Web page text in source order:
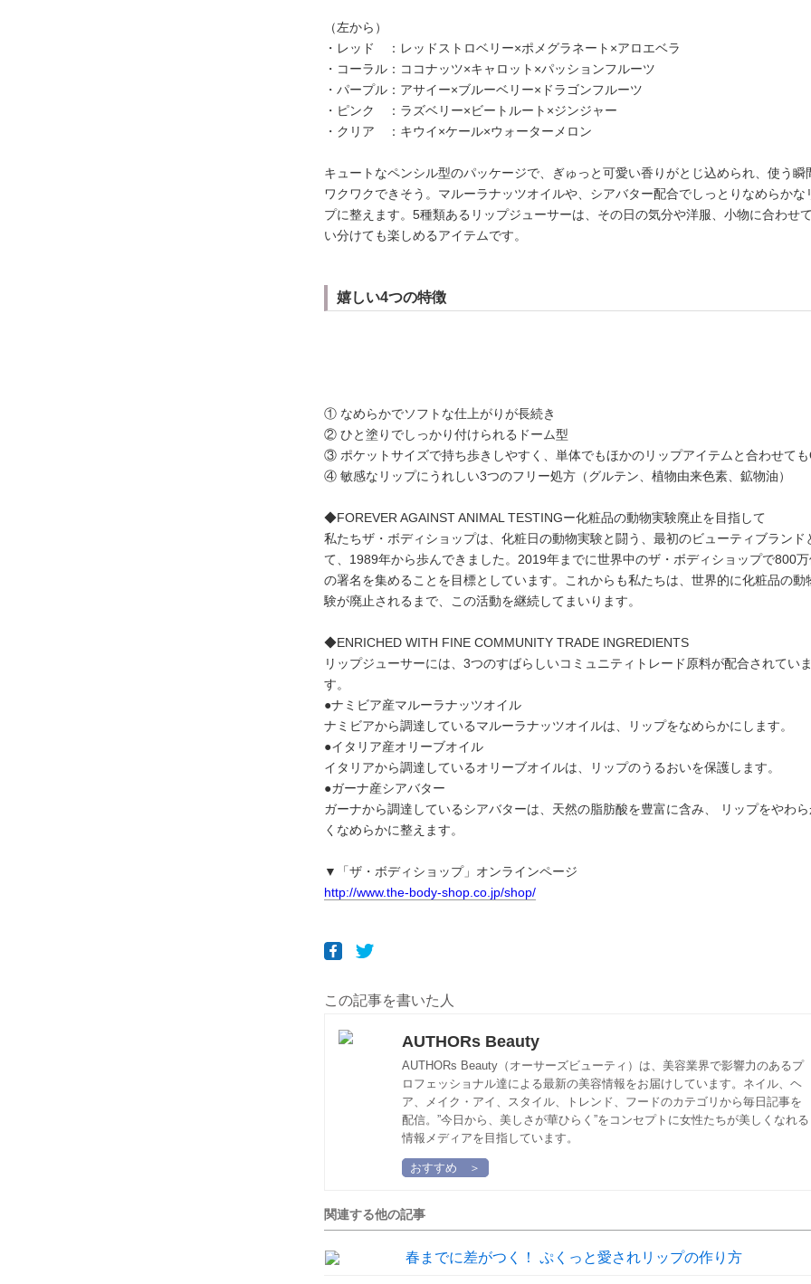
（左から）
・レッド ：レッドストロベリー×ポメグラネート×アロエベラ
・コーラル：ココナッツ×キャロット×パッションフルーツ
・パープル：アサイー×ブルーベリー×ドラゴンフルーツ
・ピンク ：ラズベリー×ビートルート×ジンジャー
・クリア ：キウイ×ケール×ウォーターメロン
キュートなペンシル型のパッケージで、ぎゅっと可愛い香りがとじ込められ、使う瞬
ワクワクできそう。マルーラナッツオイルや、シアバター配合でしっとりなめらかな
プに整えます。5種類あるリップジューサーは、その日の気分や洋服、小物に合わせ
い分けても楽しめるアイテムです。
嬉しい4つの特徴
① なめらかでソフトな仕上がりが長続き
② ひと塗りでしっかり付けられるドーム型
③ ポケットサイズで持ち歩きしやすく、単体でもほかのリップアイテムと合わせても
④ 敏感なリップにうれしい3つのフリー処方（グルテン、植物由来色素、鉱物油）
◆FOREVER AGAINST ANIMAL TESTINGー化粧品の動物実験廃止を目指して
私たちザ・ボディショップは、化粧日の動物実験と闘う、最初のビューティブランド
て、1989年から歩んできました。2019年までに世界中のザ・ボディショップで800
の署名を集めることを目標としています。これからも私たちは、世界的に化粧品の動
験が廃止されるまで、この活動を継続してまいります。
◆ENRICHED WITH FINE COMMUNITY TRADE INGREDIENTS
リップジューサーには、3つのすばらしいコミュニティトレード原料が配合されていま
す。
●ナミビア産マルーラナッツオイル
ナミビアから調達しているマルーラナッツオイルは、リップをなめらかにします。
●イタリア産オリーブオイル
イタリアから調達しているオリーブオイルは、リップのうるおいを保護します。
●ガーナ産シアバター
ガーナから調達しているシアバターは、天然の脂肪酸を豊富に含み、 リップをやわ
くなめらかに整えます。
▼「ザ・ボディショップ」オンラインページ
http://www.the-body-shop.co.jp/shop/
この記事を書いた人
AUTHORs Beauty
AUTHORs Beauty（オーサーズビューティ）は、美容業界で影響力のあるプ
ロフェッショナル達による最新の美容情報をお届けしています。ネイル、ヘ
ア、メイク・アイ、スタイル、トレンド、フードのカテゴリから毎日記事を
配信。”今日から、美しさが華ひらく”をコンセプトに女性たちが美しくなれる
情報メディアを目指しています。
おすすめ ＞
関連する他の記事
春までに差がつく！ ぷくっと愛されリップの作り方